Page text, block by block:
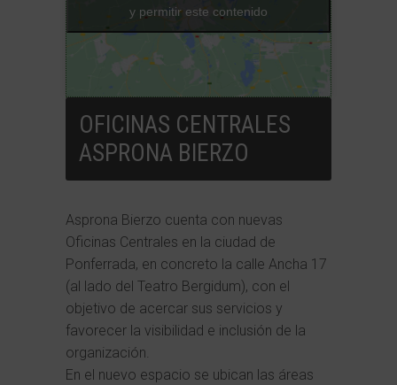
y permitir este contenido
OFICINAS CENTRALES
ASPRONA BIERZO
Asprona Bierzo cuenta con nuevas
Oficinas Centrales en la ciudad de
Ponferrada, en concreto la calle Ancha 17
(al lado del Teatro Bergidum), con el
objetivo de acercar sus servicios y
favorecer la visibilidad e inclusión de la
organización.
En el nuevo espacio se ubican las áreas